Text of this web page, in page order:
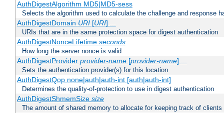
AuthDigestAlgorithm MD5|MD5-sess
Selects the algorithm used to calculate the challenge and response
AuthDigestDomain URI[URI] ...
URIs that are in the same protection space for digest authentication
AuthDigestNonceLifetime seconds
How long the server nonce is valid
AuthDigestProvider provider-name[provider-name] ...
Sets the authentication provider(s) for this location
AuthDigestQop none|auth|auth-int [auth|auth-int]
Determines the quality-of-protection to use in digest authentication
AuthDigestShmemSize size
The amount of shared memory to allocate for keeping track of clients